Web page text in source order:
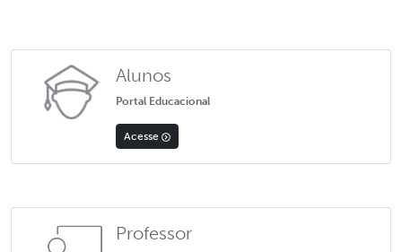
Alunos
Portal Educacional
Acesse
Professor